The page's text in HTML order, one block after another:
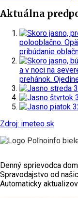
Aktuálna
polooblačno.
pribúdanie
a v noci na
prehánok.
streda
štvrtok
piatok
Zdroj: imeteo.sk
Denný sprievodca
Spravodajstvo od
Automaticky